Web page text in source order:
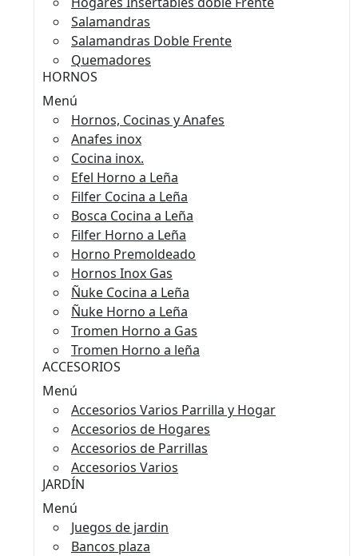
Salamandras
Salamandras Doble Frente
Quemadores
HORNOS
Menú
Hornos, Cocinas y Anafes
Anafes inox
Cocina inox.
Efel Horno a Leña
Filfer Cocina a Leña
Bosca Cocina a Leña
Filfer Horno a Leña
Horno Premoldeado
Hornos Inox Gas
Ñuke Cocina a Leña
Ñuke Horno a Leña
Tromen Horno a Gas
Tromen Horno a leña
ACCESORIOS
Menú
Accesorios Varios Parrilla y Hogar
Accesorios de Hogares
Accesorios de Parrillas
Accesorios Varios
JARDÍN
Menú
Juegos de jardin
Bancos plaza